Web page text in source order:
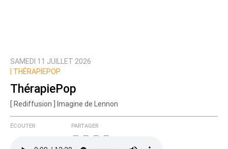
SAMEDI 11 JUILLET 2026
THÉRAPIEPOP
ThérapiePop
[ Rediffusion ] Imagine de Lennon
ÉCOUTER PARTAGER